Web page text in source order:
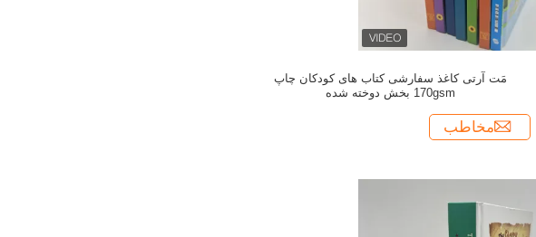
مَت آرتی کاغذ سفارشی کتاب های کودکان چاپ
170gsm بخش دوخته شده
مخاطب